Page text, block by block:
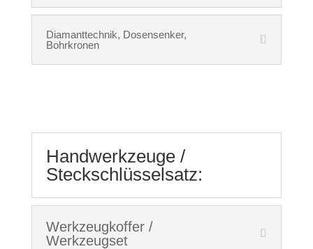
Diamanttechnik, Dosensenker,
Bohrkronen
Handwerkzeuge /
Steckschlüsselsatz:
Werkzeugkoffer /
Werkzeugset